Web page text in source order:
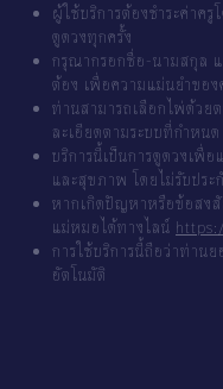
ผู้ใช้บริการต้องชำระค่าค
ดูดวงทุกครั้ง
กรุณากรอกชื่อ-นามสกุล แ
ต้อง เพื่อความแม่นยำของ
ท่านสามารถเลือกไพ่ด้วย
ละเอียดตามระบบที่กำหนด
บริการนี้เป็นการดูดวงเพื่
และสุขภาพ โดยไม่รับปร
หากเกิดปัญหาหรือข้อสง
แม่หมอได้ทางไลน์
การใช้บริการนี้ถือว่าท่าน
อัตโนมัติ